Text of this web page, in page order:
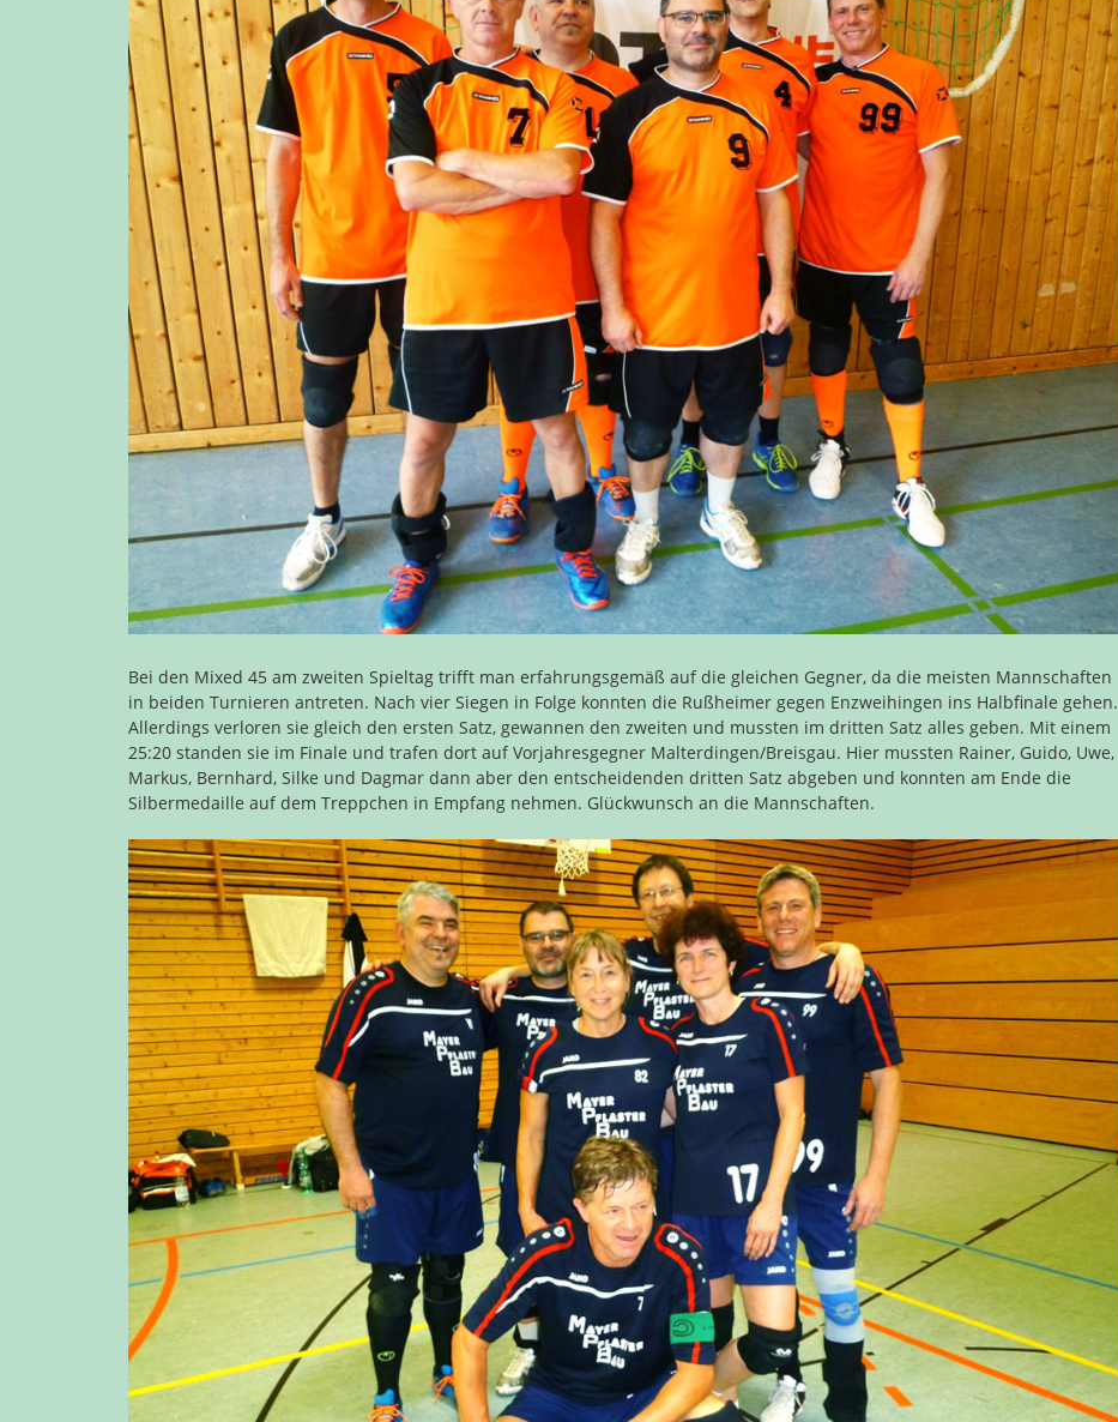
Bei den Mixed 45 am zweiten Spieltag trifft man erfahrungsgemäß auf die gleichen Gegner, da die meisten Mannschaften
in beiden Turnieren antreten. Nach vier Siegen in Folge konnten die Rußheimer gegen Enzweihingen ins Halbfinale gehen.
Allerdings verloren sie gleich den ersten Satz, gewannen den zweiten und mussten im dritten Satz alles geben. Mit einem
25:20 standen sie im Finale und trafen dort auf Vorjahresgegner Malterdingen/Breisgau. Hier mussten Rainer, Guido, Uwe,
Markus, Bernhard, Silke und Dagmar dann aber den entscheidenden dritten Satz abgeben und konnten am Ende die
Silbermedaille auf dem Treppchen in Empfang nehmen. Glückwunsch an die Mannschaften.